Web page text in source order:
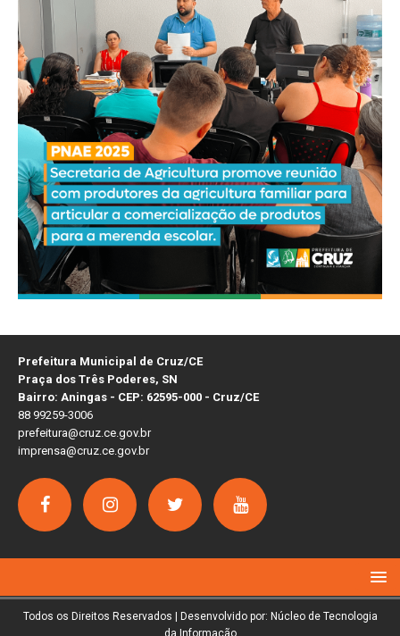
Prefeitura Municipal de Cruz/CE
Praça dos Três Poderes, SN
Bairro: Aningas - CEP: 62595-000 - Cruz/CE
88 99259-3006
prefeitura@cruz.ce.gov.br
imprensa@cruz.ce.gov.br
Todos os Direitos Reservados | Desenvolvido por: Núcleo de Tecnologia
da Informação